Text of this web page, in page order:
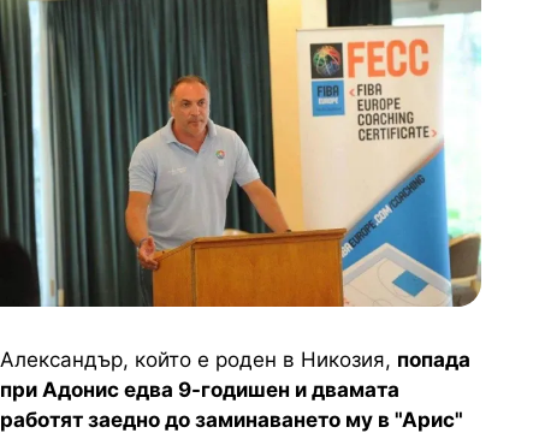
Александър, който е роден в Никозия, попада
при Адонис едва 9-годишен и двамата
работят заедно до заминаването му в "Арис"